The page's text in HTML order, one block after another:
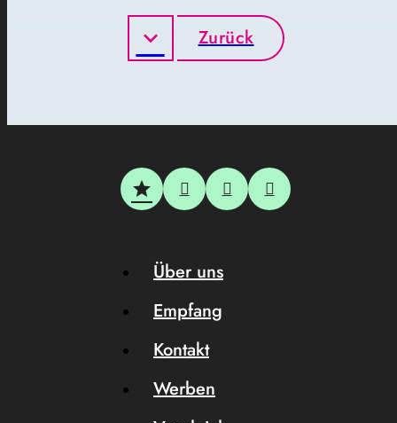
Zurück
Über uns
Empfang
Kontakt
Werben